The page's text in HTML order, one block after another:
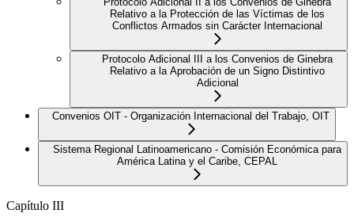
Relativo a la Protección de las Víctimas de los
Conflictos Armados sin Carácter Internacional
Protocolo Adicional III a los Convenios de Ginebra
Relativo a la Aprobación de un Signo Distintivo
Adicional
Convenios OIT - Organización Internacional del Trabajo, OIT
Sistema Regional Latinoamericano - Comisión Económica para
América Latina y el Caribe, CEPAL
Capítulo III